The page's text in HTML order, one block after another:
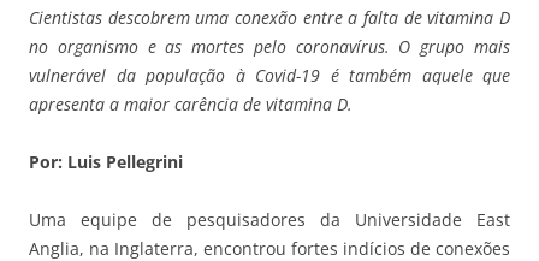
Cientistas descobrem uma conexão entre a falta de vitamina D
no organismo e as mortes pelo coronavírus. O grupo mais
vulnerável da população à Covid-19 é também aquele que
apresenta a maior carência de vitamina D.
Por: Luis Pellegrini
Uma equipe de pesquisadores da Universidade East
Anglia, na Inglaterra, encontrou fortes indícios de conexões